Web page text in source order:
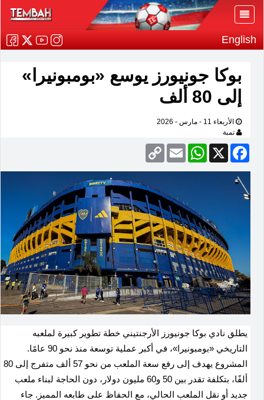
English
بوكا جونيورز يوسع «بومبونيرا»
إلى 80 ألف
الأربعاء 11 - مارس - 2026
تمبة
Facebook
X
WhatsApp
Email
Copy
Link
يطلق نادي بوكا جونيورز الأرجنتيني خطة تطوير كبيرة لملعبه
التاريخي «بومبونيرا»، في أكبر عملية توسعة منذ نحو 90 عامًا.
المشروع يهدف إلى رفع سعة الملعب من نحو 57 ألف متفرج إلى 80
ألفًا، بتكلفة تقدر بين 50 و60 مليون دولار، دون الحاجة لبناء ملعب
جديد أو نقل الملعب الحالي، مع الحفاظ على طابعه المميز. جاء